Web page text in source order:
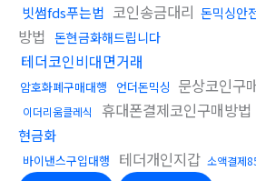
빗썸fds푸는법 코인송금대리 돈믹싱안
방법 돈현금화해드립니다
테더코인비대면거래
암호화폐구매대행 언더돈믹싱 문상코인구
이더리움클레식 휴대폰결제코인구매방법
현금화
바이낸스구입대행 테더개인지갑 소액결제